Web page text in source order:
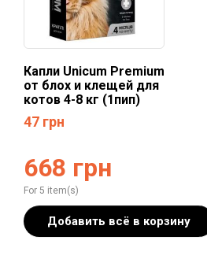
Капли Unicum Рremium
от блох и клещей для
котов 4-8 кг (1пип)
47 грн
668 грн
For 5 item(s)
Добавить всё в корзину